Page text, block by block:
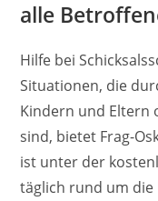
alle
Hilfe bei
Situationen, die
Kindern und Eltern
sind, bietet Frag-
ist unter der
täglich rund um